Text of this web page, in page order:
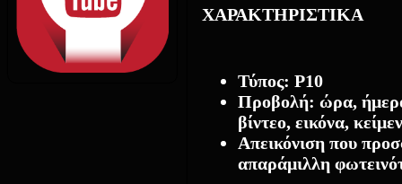
ΧΑΡΑΚΤΗΡΙΣΤΙΚΑ
Τύπος: Ρ10
Προβολή: ώρα,
βίντεο, εικόνα,
Απεικόνιση που
απαράμιλλη